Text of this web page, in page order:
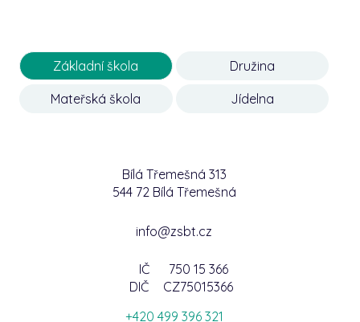
Základní škola Družina
Mateřská škola Jídelna
Bílá Třemešná 313
544 72 Bílá Třemešná
info@zsbt.cz
IČ
750 15 366
DIČ
CZ75015366
+420 499 396 321